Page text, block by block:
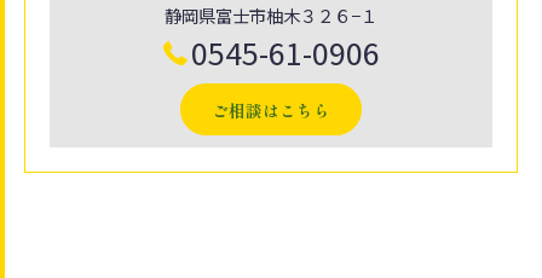
静岡県富士市柚木３２６−１
0545-61-0906
ご相談はこちら